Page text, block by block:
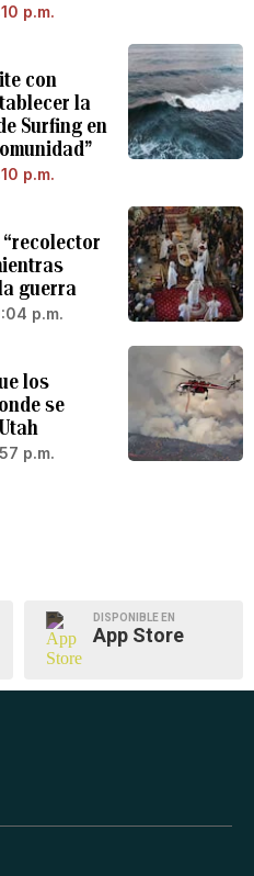
p.m.
con
la
Surfing en
p.m.
guerra
p.m.
los
se
p.m.
DISPONIBLE EN
App Store